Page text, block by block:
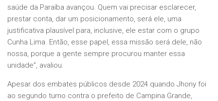
saúde da Paraíba avançou. Quem vai precisar esclarecer,
prestar conta, dar um posicionamento, será ele, uma
justificativa plausível para, inclusive, ele estar com o grupo
Cunha Lima. Então, esse papel, essa missão será dele, não
nossa, porque a gente sempre procurou manter essa
unidade”, avaliou.
Apesar dos embates públicos desde 2024 quando Jhony foi
ao segundo turno contra o prefeito de Campina Grande,